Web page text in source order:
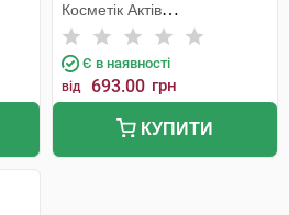
Косметік Актів
Інтернаціональ
Є в наявності
від 693.00 грн
КУПИТИ